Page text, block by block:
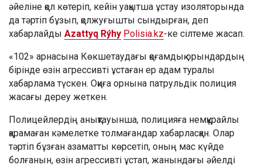
әйеліне қол көтеріп, кейін уақытша ұстау изоляторында
да тәртіп бұзып, қолжуғышты сындырған, деп
хабарлайды Azattyq Rýhy Polisia.kz-ке сілтеме жасап.
«102» арнасына Көкшетаудағы қоғамдық орындардың
бірінде өзін агрессивті ұстаған ер адам туралы
хабарлама түскен. Оқиға орнына патрульдік полиция
жасағы дереу жеткен.
Полицейлердің анықтауынша, полицияға немқұрайлы
қарамаған кәмелетке толмағандар хабарласқан. Олар
тәртіп бұзған азаматты көрсетіп, оның мас күйде
болғанын, өзін агрессивті ұстап, жанындағы әйелді